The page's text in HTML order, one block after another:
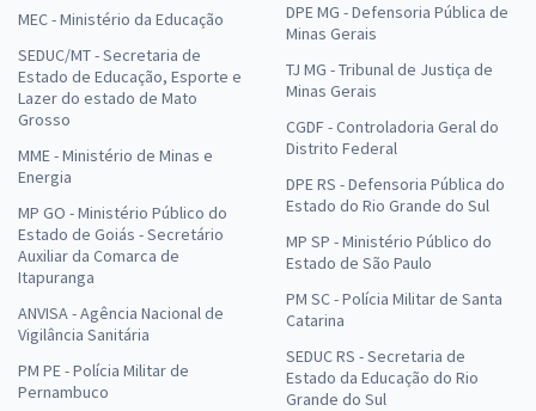
MEC - Ministério da Educação
SEDUC/MT - Secretaria de
Estado de Educação, Esporte e
Lazer do estado de Mato
Grosso
MME - Ministério de Minas e
Energia
MP GO - Ministério Público do
Estado de Goiás - Secretário
Auxiliar da Comarca de
Itapuranga
ANVISA - Agência Nacional de
Vigilância Sanitária
PM PE - Polícia Militar de
Pernambuco
DPE MG - Defensoria Pública de
Minas Gerais
TJ MG - Tribunal de Justiça de
Minas Gerais
CGDF - Controladoria Geral do
Distrito Federal
DPE RS - Defensoria Pública do
Estado do Rio Grande do Sul
MP SP - Ministério Público do
Estado de São Paulo
PM SC - Polícia Militar de Santa
Catarina
SEDUC RS - Secretaria de
Estado da Educação do Rio
Grande do Sul